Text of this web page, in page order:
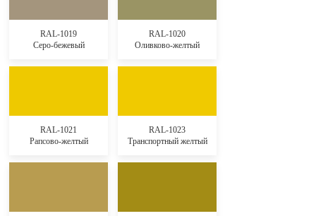
RAL-1019
Серо-бежевый
RAL-1020
Оливково-желтый
RAL-1021
Рапсово-желтый
RAL-1023
Транспортный желтый